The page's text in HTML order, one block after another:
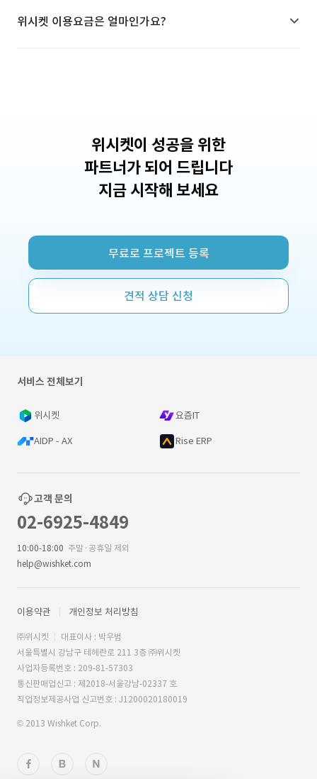
위시켓 이용요금은 얼마인가요?
위시켓이 성공을 위한
파트너가 되어 드립니다
지금 시작해 보세요
무료로 프로젝트 등록
견적 상담 신청
서비스 전체보기
위시켓 요즘IT
AIDP - AX Rise ERP
고객 문의
02-6925-4849
10:00-18:00 주말·공휴일 제외
help@wishket.com
이용약관 개인정보 처리방침
㈜위시켓
대표이사 : 박우범
서울특별시 강남구 테헤란로 211 3층 ㈜위시켓
사업자등록번호 : 209-81-57303
통신판매업신고 : 제2018-서울강남-02337 호
직업정보제공사업 신고번호 : J1200020180019
© 2013 Wishket Corp.